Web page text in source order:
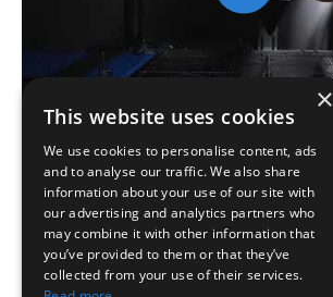
Neue Schokoladenbeschichtung
×
This website uses cookies
We use cookies to personalise content, ads
and to analyse our traffic. We also share
information about your use of our site with
our advertising and analytics partners who
may combine it with other information that
you’ve provided to them or that they’ve
collected from your use of their services.